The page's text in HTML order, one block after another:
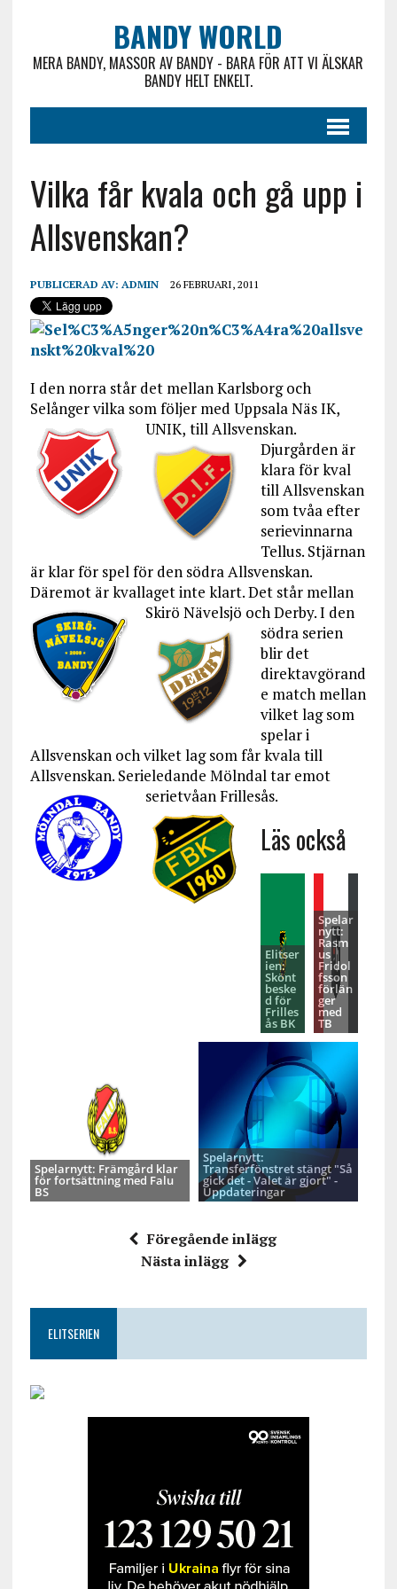
BANDY WORLD
MERA BANDY, MASSOR AV BANDY - BARA FÖR ATT VI ÄLSKAR
BANDY HELT ENKELT.
Vilka får kvala och gå upp i
Allsvenskan?
PUBLICERAD AV: ADMIN 26 FEBRUARI, 2011
I den norra står det mellan Karlsborg och
Selånger vilka som följer med Uppsala Näs IK,
UNIK, till Allsvenskan.
Djurgården är
klara för kval
till Allsvenskan
som tvåa efter
serievinnarna
Tellus. Stjärnan
är klar för spel för den södra Allsvenskan.
Däremot är kvallaget inte klart. Det står mellan
Skirö Nävelsjö och Derby.I den
södra serien
blir det
direktavgörand
e match mellan
vilket lag som
spelar i
Allsvenskan och vilket lag som får kvala till
Allsvenskan. Serieledande Mölndal tar emot
serietvåan Frillesås.
Läs också
Elitser
ien:
Skönt
beske
d för
Frilles
ås BK
Spelar
nytt:
Rasm
us
Fridol
fsson
förlän
ger
med
TB
Spelarnytt: Främgård klar
för fortsättning med Falu
BS
Spelarnytt:
Transferfönstret stängt "Så
gick det - Valet är gjort" -
Uppdateringar
Föregående inlägg
Nästa inlägg
ELITSERIEN